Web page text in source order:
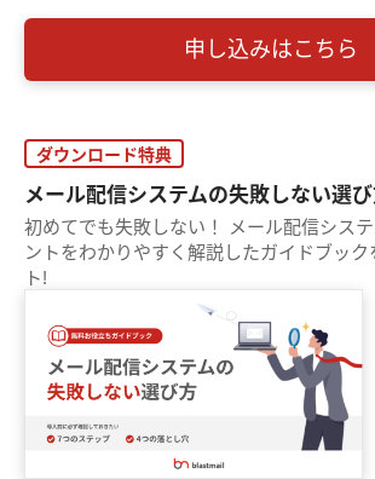
申し込みはこちら
ダウンロード特典
メール配信システムの失敗しない選
初めてでも失敗しない！ メール配信シス
ントをわかりやすく解説したガイドブッ
ト!